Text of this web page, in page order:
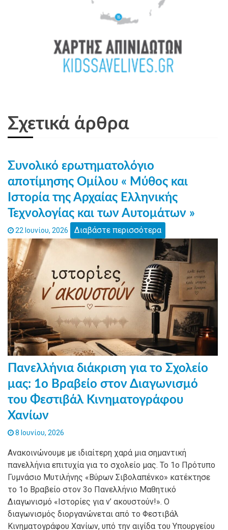
Σχετικά άρθρα
Συνολικό ερωτηματολόγιο
αποτίμησης Ομίλου « Μύθος και
Ιστορία της Αρχαίας Ελληνικής
Τεχνολογίας και των Αυτομάτων »
22 Ιουνίου, 2026 Διαβάστε περισσότερα
Πανελλήνια διάκριση για το Σχολείο
μας: 1ο Βραβείο στον Διαγωνισμό
του Φεστιβάλ Κινηματογράφου
Χανίων
8 Ιουνίου, 2026
Ανακοινώνουμε με ιδιαίτερη χαρά μια σημαντική
πανελλήνια επιτυχία για το σχολείο μας. Το 1ο Πρότυπο
Γυμνάσιο Μυτιλήνης «Βύρων Σιβολαπένκο» κατέκτησε
το 1ο Βραβείο στον 3ο Πανελλήνιο Μαθητικό
Διαγωνισμό «Ιστορίες για ν’ ακουστούν!». ​Ο
διαγωνισμός διοργανώνεται από το Φεστιβάλ
Κινηματογράφου Χανίων, υπό την αιγίδα του Υπουργείου